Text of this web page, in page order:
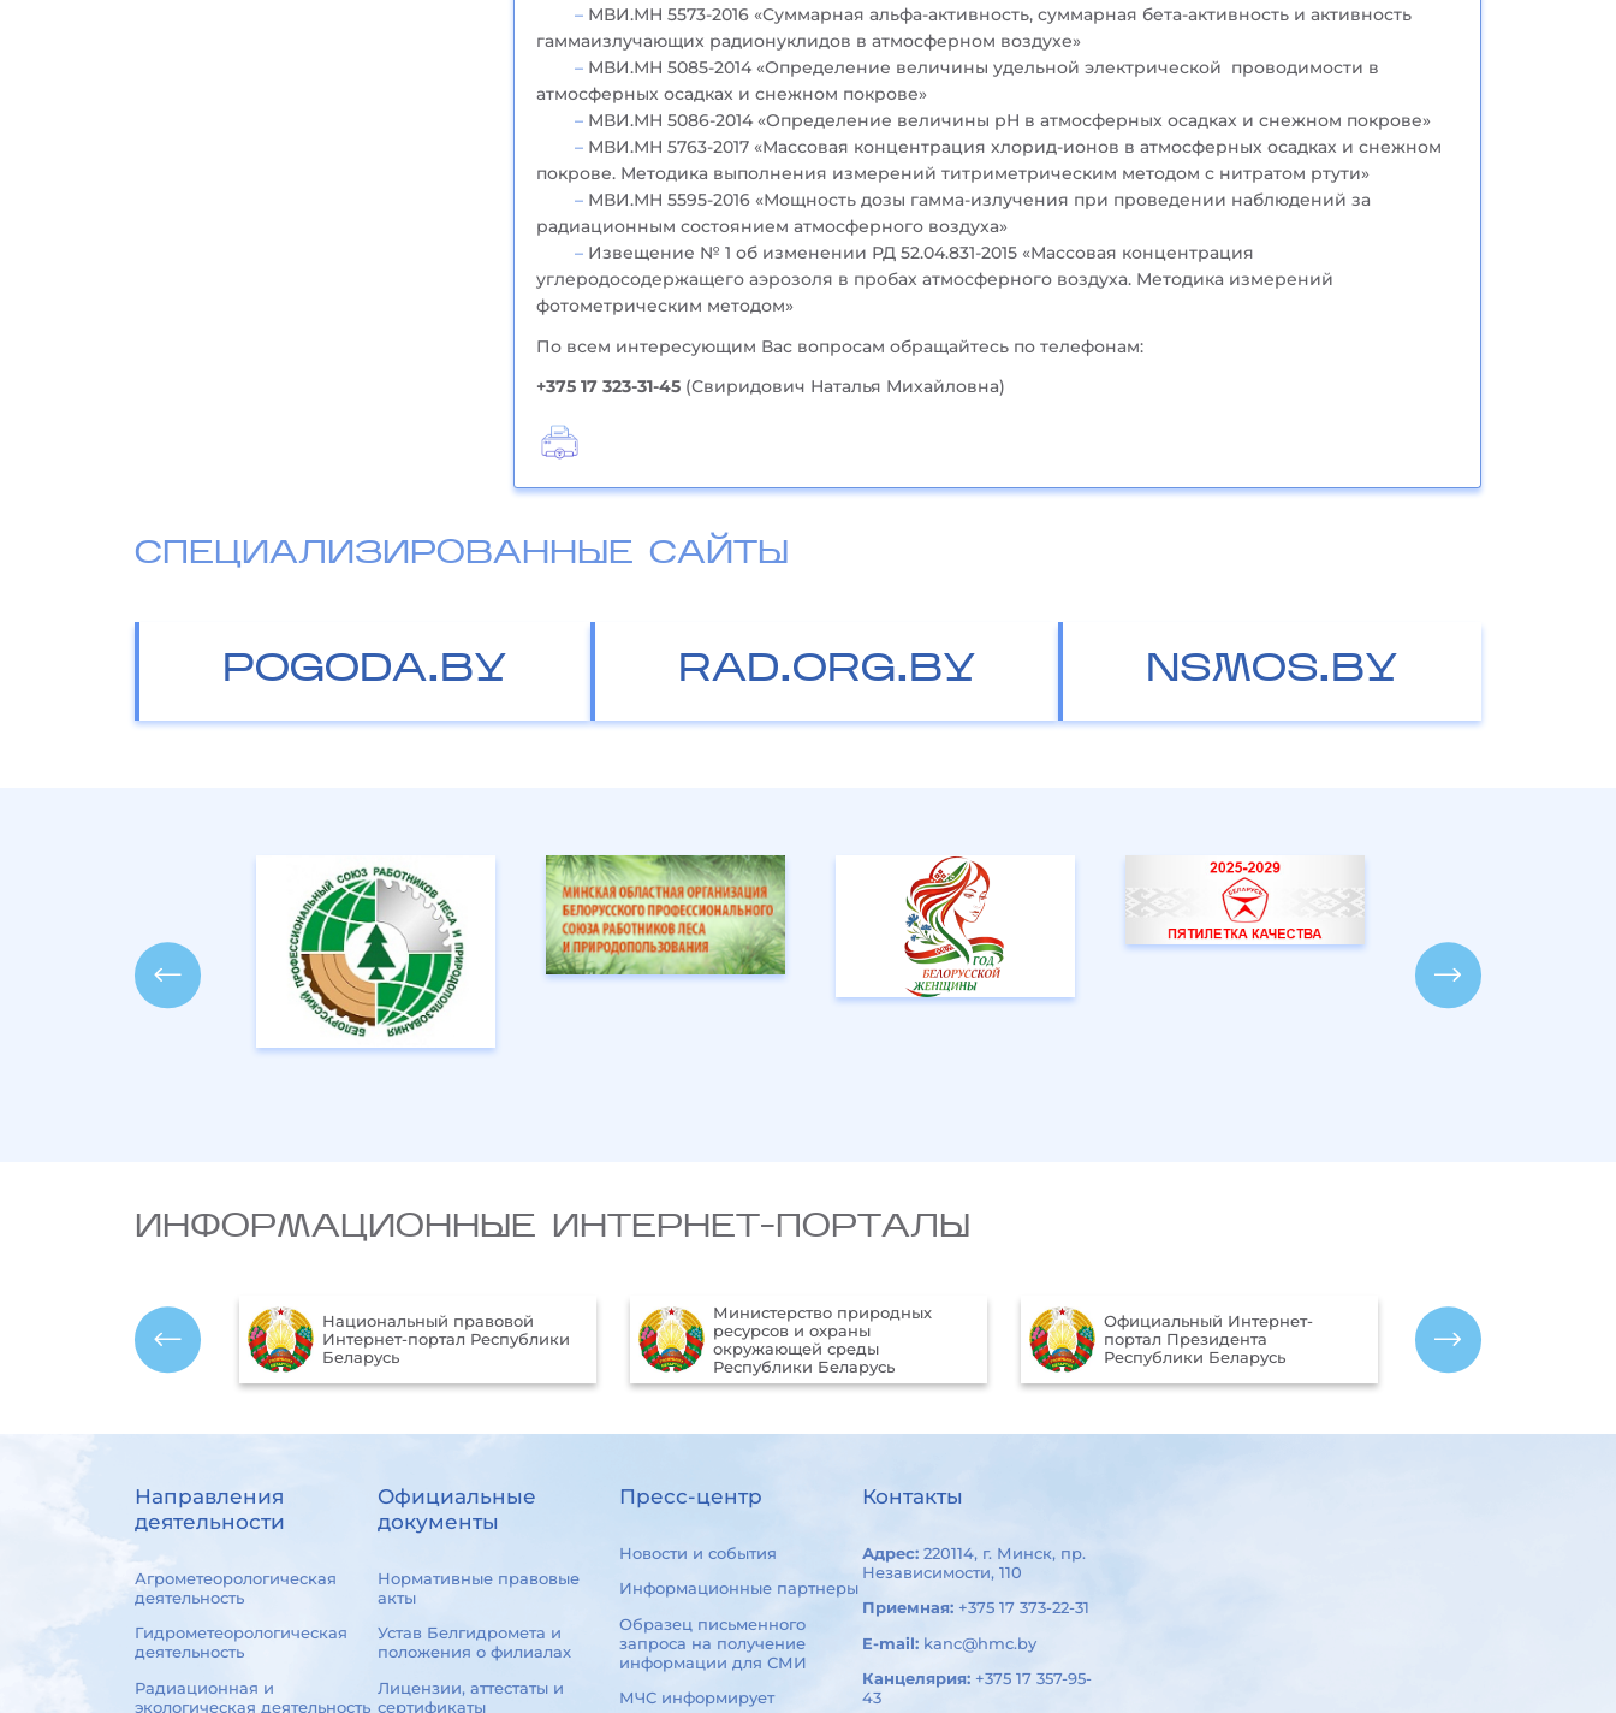
МВИ.МН 5573-2016 «Суммарная альфа-активность, суммарная бета-активность и активность
гаммаизлучающих радионуклидов в атмосферном воздухе»
МВИ.МН 5085-2014 «Определение величины удельной электрической проводимости в
атмосферных осадках и снежном покрове»
МВИ.МН 5086-2014 «Определение величины рН в атмосферных осадках и снежном покрове»
МВИ.МН 5763-2017 «Массовая концентрация хлорид-ионов в атмосферных осадках и снежном
покрове. Методика выполнения измерений титриметрическим методом с нитратом ртути»
МВИ.МН 5595-2016 «Мощность дозы гамма-излучения при проведении наблюдений за
радиационным состоянием атмосферного воздуха»
Извещение № 1 об изменении РД 52.04.831-2015 «Массовая концентрация
углеродосодержащего аэрозоля в пробах атмосферного воздуха. Методика измерений
фотометрическим методом»
По всем интересующим Вас вопросам обращайтесь по телефонам:
+375 17 323-31-45(Свиридович Наталья Михайловна)
СПЕЦИАЛИЗИРОВАННЫЕ САЙТЫ
POGODA.BY RAD.ORG.BY NSMOS.BY
ИНФОРМАЦИОННЫЕ ИНТЕРНЕТ-ПОРТАЛЫ
Национальный правовой
Интернет-портал Республики
Беларусь
Министерство природных
ресурсов и охраны
окружающей среды
Республики Беларусь
Официальный Интернет-
портал Президента
Республики Беларусь
Направления
деятельности
Агрометеорологическая
деятельность
Гидрометеорологическая
деятельность
Радиационная и
экологическая деятельность
Официальные
документы
Нормативные правовые
акты
Устав Белгидромета и
положения о филиалах
Лицензии, аттестаты и
сертификаты
Пресс-центр
Новости и события
Информационные партнеры
Образец письменного
запроса на получение
информации для СМИ
МЧС информирует
Контакты
Адрес:220114, г. Минск, пр.
Независимости, 110
Приемная:+375 17 373-22-31
E-mail: kanc@hmc.by
Канцелярия:+375 17 357-95-
43